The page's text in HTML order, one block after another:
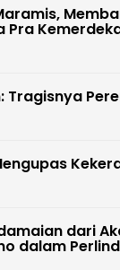
Pra
Tragisnya
dari
dalam